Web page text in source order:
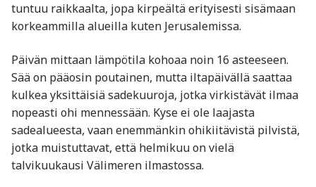
tuntuu raikkaalta, jopa kirpeältä erityisesti sisämaan
korkeammilla alueilla kuten Jerusalemissa.
Päivän mittaan lämpötila kohoaa noin 16 asteeseen.
Sää on pääosin poutainen, mutta iltapäivällä saattaa
kulkea yksittäisiä sadekuuroja, jotka virkistävät ilmaa
nopeasti ohi mennessään. Kyse ei ole laajasta
sadealueesta, vaan enemmänkin ohikiitävistä pilvistä,
jotka muistuttavat, että helmikuu on vielä
talvikuukausi Välimeren ilmastossa.